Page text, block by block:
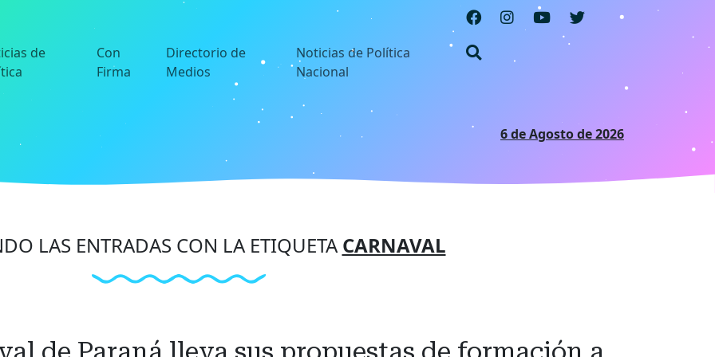
de
Con
Firma
Directorio de
Medios
Noticias de Política
Nacional
6 de Agosto de 2026
LAS ENTRADAS CON LA ETIQUETACARNAVAL